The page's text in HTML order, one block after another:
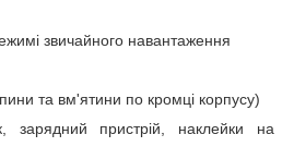
звичайного навантаження
та вм'ятини по кромці корпусу)
зарядний пристрій, наклейки на